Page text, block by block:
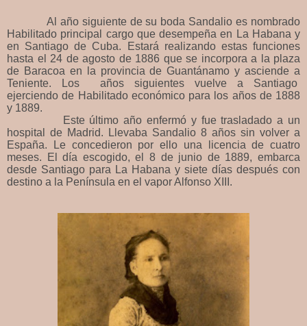
Al año siguiente de su boda Sandalio es nombrado
Habilitado principal cargo que desempeña en La Habana y
en Santiago de Cuba. Estará realizando estas funciones
hasta el 24 de agosto de 1886 que se incorpora a la plaza
de Baracoa en la provincia de Guantánamo y asciende a
Teniente. Los años siguientes vuelve a Santiago
ejerciendo de Habilitado económico para los años de 1888
y 1889.
Este último año enfermó y fue trasladado a un
hospital de Madrid. Llevaba Sandalio 8 años sin volver a
España. Le concedieron por ello una licencia de cuatro
meses. El día escogido, el 8 de junio de 1889, embarca
desde Santiago para La Habana y siete días después con
destino a la Península en el vapor Alfonso XIII.